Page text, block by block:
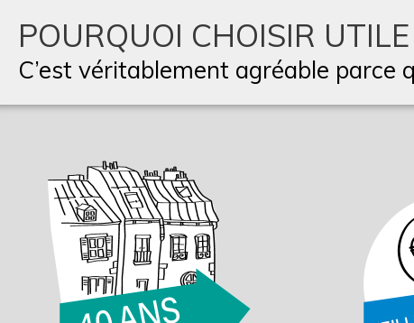
POURQUOI CHOISIR
C’est véritablement agréable parce